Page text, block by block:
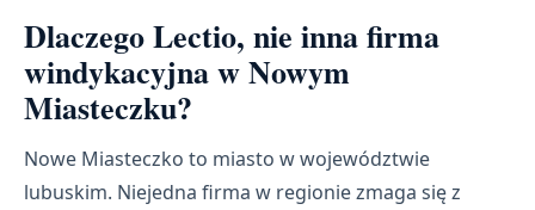
Dlaczego Lectio, nie inna firma
windykacyjna w Nowym
Miasteczku?
Nowe Miasteczko to miasto w województwie
lubuskim. Niejedna firma w regionie zmaga się z